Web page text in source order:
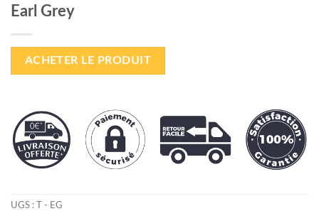
Earl Grey
ACHETER LE PRODUIT
UGS : T - EG